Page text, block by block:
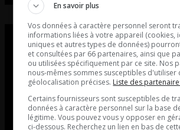
En savoir plus
Vos données à caractère personnel seront
informations liées à votre appareil (cookies,
uniques et autres types de données)
et consultées par 66 partenaires, ainsi que
ou utilisées spécifiquement par ce site. Nos
nous-mêmes sommes susceptibles d'utiliser
géolocalisation précises. Liste des
Certains fournisseurs sont susceptibles de
données à caractère personnel sur la base
légitime. Vous pouvez vous y opposer en
ci-dessous. Recherchez un lien en bas de